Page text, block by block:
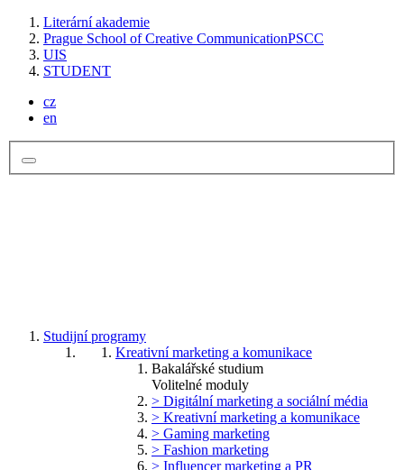
Literární akademie
Prague School of Creative CommunicationPSCC
UIS
STUDENT
cz
en
Studijní programy
Kreativní marketing a komunikace
Bakalářské studium
Volitelné moduly
> Digitální marketing a sociální média
> Kreativní marketing a komunikace
> Gaming marketing
> Fashion marketing
> Influencer marketing a PR